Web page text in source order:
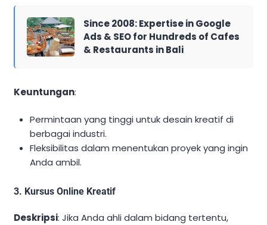
Since 2008: Expertise in Google
Ads & SEO for Hundreds of Cafes
& Restaurants in Bali
Keuntungan:
Permintaan yang tinggi untuk desain kreatif di
berbagai industri.
Fleksibilitas dalam menentukan proyek yang ingin
Anda ambil.
3. Kursus Online Kreatif
Deskripsi: Jika Anda ahli dalam bidang tertentu,